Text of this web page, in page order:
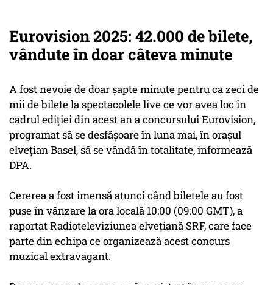
Eurovision 2025: 42.000 de bilete,
vândute în doar câteva minute
A fost nevoie de doar şapte minute pentru ca zeci de
mii de bilete la spectacolele live ce vor avea loc în
cadrul ediţiei din acest an a concursului Eurovision,
programat să se desfăşoare în luna mai, în oraşul
elveţian Basel, să se vândă în totalitate, informează
DPA.
Cererea a fost imensă atunci când biletele au fost
puse în vânzare la ora locală 10:00 (09:00 GMT), a
raportat Radioteleviziunea elveţiană SRF, care face
parte din echipa ce organizează acest concurs
muzical extravagant.